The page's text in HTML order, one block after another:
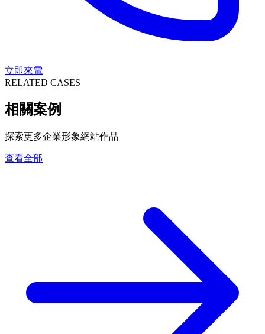
立即來電
RELATED CASES
相關案例
探索更多企業形象網站作品
查看全部